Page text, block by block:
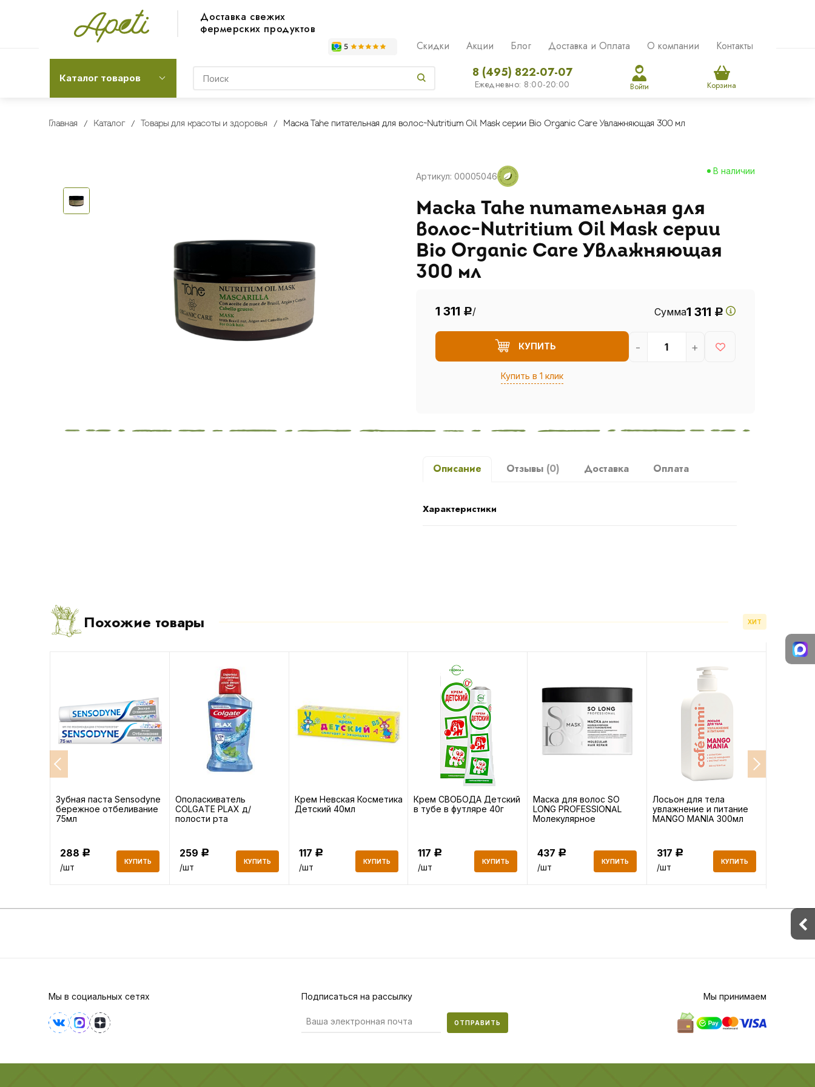
Доставка свежих
фермерских продуктов
Скидки Акции Блог Доставка и Оплата О компании Контакты
Каталог товаров 8 (495) 822-07-07
Ежедневно: 8:00-20:00 Войти Корзина
Главная Каталог Товары для красоты и здоровья Маска Tahe питательная для волос-Nutritium Oil Mask серии Bio Organic Care Увлажняющая 300 мл
Артикул: 00005046
В наличии
Маска Tahe питательная для
волос-Nutritium Oil Mask серии
Bio Organic Care Увлажняющая
300 мл
1 311 Р/ Сумма1 311 Р
КУПИТЬ
Купить в 1 клик
- +
Описание Отзывы (0) Доставка Оплата
Характеристики
Похожие товары ХИТ
Зубная паста Sensodyne
бережное отбеливание
75мл
288 Р
/шт
КУПИТЬ
Ополаскиватель
COLGATE PLAX д/
полости рта
259 Р
/шт
КУПИТЬ
Крем Невская Косметика
Детский 40мл
117 Р
/шт
КУПИТЬ
Крем СВОБОДА Детский
в тубе в футляре 40г
117 Р
/шт
КУПИТЬ
Маска для волос SO
LONG PROFESSIONAL
Молекулярное
437 Р
/шт
КУПИТЬ
Лосьон для тела
увлажнение и питание
MANGO MANIA 300мл
317 Р
/шт
КУПИТЬ
Мы в социальных сетях Подписаться на рассылку
ОТПРАВИТЬ
Мы принимаем